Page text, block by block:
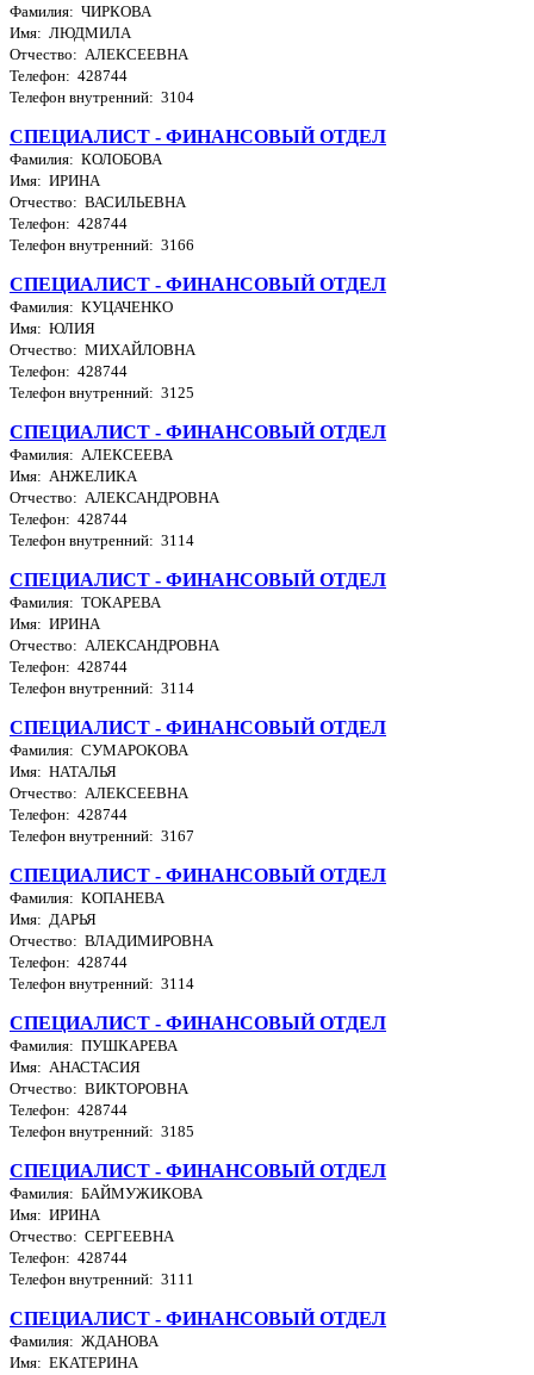
Фамилия: ЧИРКОВА
Имя: ЛЮДМИЛА
Отчество: АЛЕКСЕЕВНА
Телефон: 428744
Телефон внутренний: 3104
СПЕЦИАЛИСТ - ФИНАНСОВЫЙ ОТДЕЛ
Фамилия: КОЛОБОВА
Имя: ИРИНА
Отчество: ВАСИЛЬЕВНА
Телефон: 428744
Телефон внутренний: 3166
СПЕЦИАЛИСТ - ФИНАНСОВЫЙ ОТДЕЛ
Фамилия: КУЦАЧЕНКО
Имя: ЮЛИЯ
Отчество: МИХАЙЛОВНА
Телефон: 428744
Телефон внутренний: 3125
СПЕЦИАЛИСТ - ФИНАНСОВЫЙ ОТДЕЛ
Фамилия: АЛЕКСЕЕВА
Имя: АНЖЕЛИКА
Отчество: АЛЕКСАНДРОВНА
Телефон: 428744
Телефон внутренний: 3114
СПЕЦИАЛИСТ - ФИНАНСОВЫЙ ОТДЕЛ
Фамилия: ТОКАРЕВА
Имя: ИРИНА
Отчество: АЛЕКСАНДРОВНА
Телефон: 428744
Телефон внутренний: 3114
СПЕЦИАЛИСТ - ФИНАНСОВЫЙ ОТДЕЛ
Фамилия: СУМАРОКОВА
Имя: НАТАЛЬЯ
Отчество: АЛЕКСЕЕВНА
Телефон: 428744
Телефон внутренний: 3167
СПЕЦИАЛИСТ - ФИНАНСОВЫЙ ОТДЕЛ
Фамилия: КОПАНЕВА
Имя: ДАРЬЯ
Отчество: ВЛАДИМИРОВНА
Телефон: 428744
Телефон внутренний: 3114
СПЕЦИАЛИСТ - ФИНАНСОВЫЙ ОТДЕЛ
Фамилия: ПУШКАРЕВА
Имя: АНАСТАСИЯ
Отчество: ВИКТОРОВНА
Телефон: 428744
Телефон внутренний: 3185
СПЕЦИАЛИСТ - ФИНАНСОВЫЙ ОТДЕЛ
Фамилия: БАЙМУЖИКОВА
Имя: ИРИНА
Отчество: СЕРГЕЕВНА
Телефон: 428744
Телефон внутренний: 3111
СПЕЦИАЛИСТ - ФИНАНСОВЫЙ ОТДЕЛ
Фамилия: ЖДАНОВА
Имя: ЕКАТЕРИНА